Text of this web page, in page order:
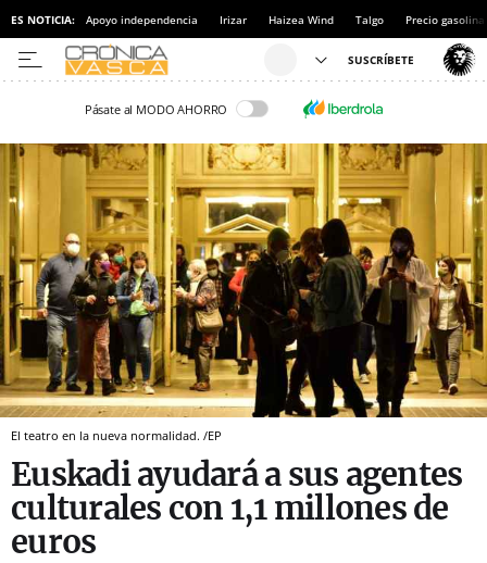
ES NOTICIA: Apoyo independencia Irizar Haizea Wind Talgo Precio gasolina
Pásate al MODO AHORRO
El teatro en la nueva normalidad. /EP
Euskadi ayudará a sus agentes
culturales con 1,1 millones de
euros